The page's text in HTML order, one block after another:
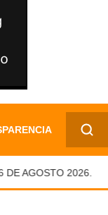
✕
AGOSTO 2026.